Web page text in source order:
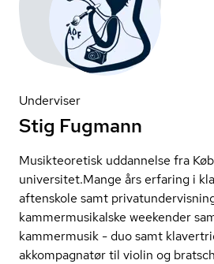
Underviser
Stig Fugmann
Musikteoretisk uddannelse fra
universitet.Mange års erfaring i
aftenskole samt
kam­mer­mu­si­kal­ske weekender
kammermusik - duo samt
akkompagnatør til violin og